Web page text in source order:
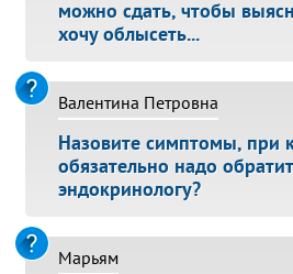
можно сдать, чтобы
хочу облысеть...
Валентина Петровна
Назовите симптомы, при
обязательно надо
эндокринологу?
Марьям